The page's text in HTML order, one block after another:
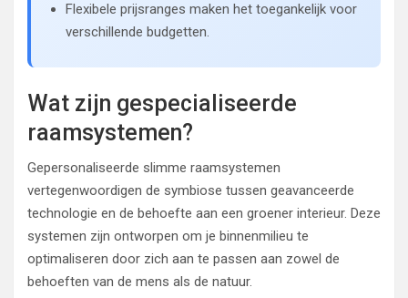
Flexibele prijsranges maken het toegankelijk voor
verschillende budgetten.
Wat zijn gespecialiseerde
raamsystemen?
Gepersonaliseerde slimme raamsystemen
vertegenwoordigen de symbiose tussen geavanceerde
technologie en de behoefte aan een groener interieur. Deze
systemen zijn ontworpen om je binnenmilieu te
optimaliseren door zich aan te passen aan zowel de
behoeften van de mens als de natuur.